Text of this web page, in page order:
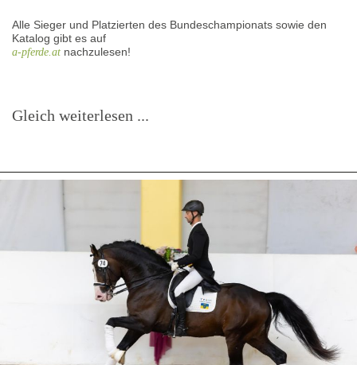
Alle Sieger und Platzierten des Bundeschampionats sowie den
Katalog gibt es auf
a-pferde.at nachzulesen!
Gleich weiterlesen ...